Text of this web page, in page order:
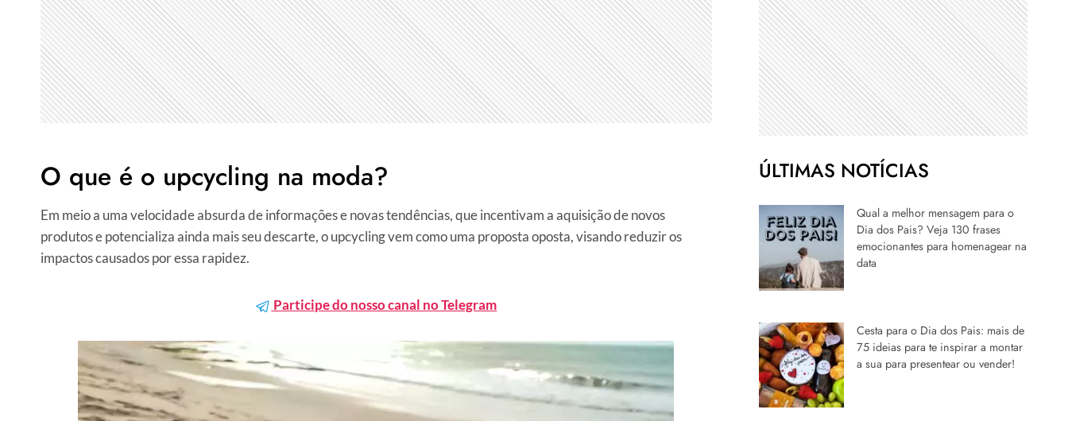
O que é o upcycling na moda?
Em meio a uma velocidade absurda de informações e novas tendências, que incentivam a aquisição de novos
produtos e potencializa ainda mais seu descarte, o upcycling vem como uma proposta oposta, visando reduzir os
impactos causados por essa rapidez.
Participe do nosso canal no Telegram
ÚLTIMAS NOTÍCIAS
Qual a melhor mensagem para o
Dia dos Pais? Veja 130 frases
emocionantes para homenagear na
data
Cesta para o Dia dos Pais: mais de
75 ideias para te inspirar a montar
a sua para presentear ou vender!